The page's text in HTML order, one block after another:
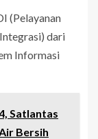
(Pelayanan
dari
Informasi
Satlantas
Bersih